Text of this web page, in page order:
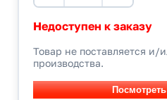
Недоступен к заказу
Товар не поставляется и/
производства.